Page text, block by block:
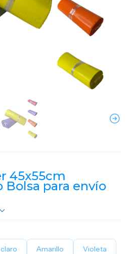
45x55cm
Bolsa para envío
Amarillo Violeta